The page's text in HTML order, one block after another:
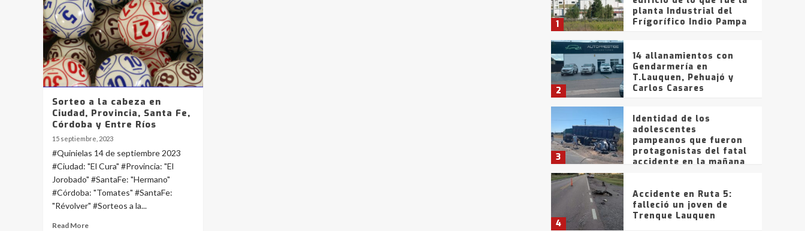
Sorteo a la cabeza en
Ciudad, Provincia, Santa Fe,
Córdoba y Entre Ríos
15 septiembre, 2023
#Quinielas 14 de septiembre 2023
#Ciudad: "El Cura" #Provincia: "El
Jorobado" #SantaFe: "Hermano"
#Córdoba: "Tomates" #SantaFe:
"Révolver" #Sorteos a la...
Read More
1
planta Industrial del
Frígorífico Indio Pampa
2
14 allanamientos con
Gendarmería en
T.Lauquen, Pehuajó y
Carlos Casares
3
Identidad de los
adolescentes
pampeanos que fueron
protagonistas del fatal
accidente en la mañana
4
Accidente en Ruta 5:
falleció un joven de
Trenque Lauquen